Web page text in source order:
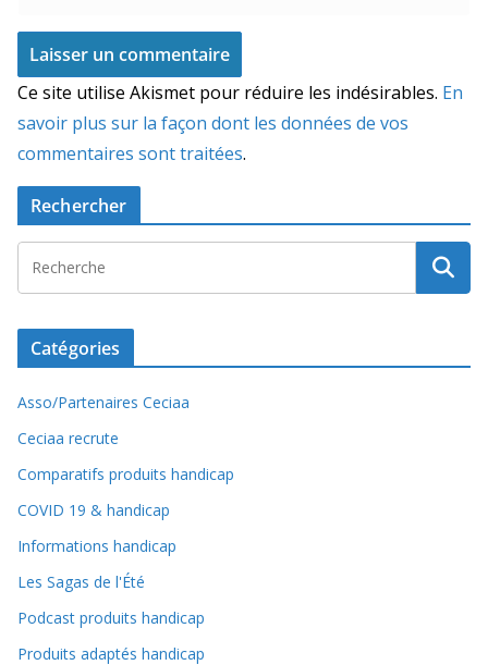
Ce site utilise Akismet pour réduire les indésirables. En
savoir plus sur la façon dont les données de vos
commentaires sont traitées.
Rechercher
Catégories
Asso/Partenaires Ceciaa
Ceciaa recrute
Comparatifs produits handicap
COVID 19 & handicap
Informations handicap
Les Sagas de l'Été
Podcast produits handicap
Produits adaptés handicap